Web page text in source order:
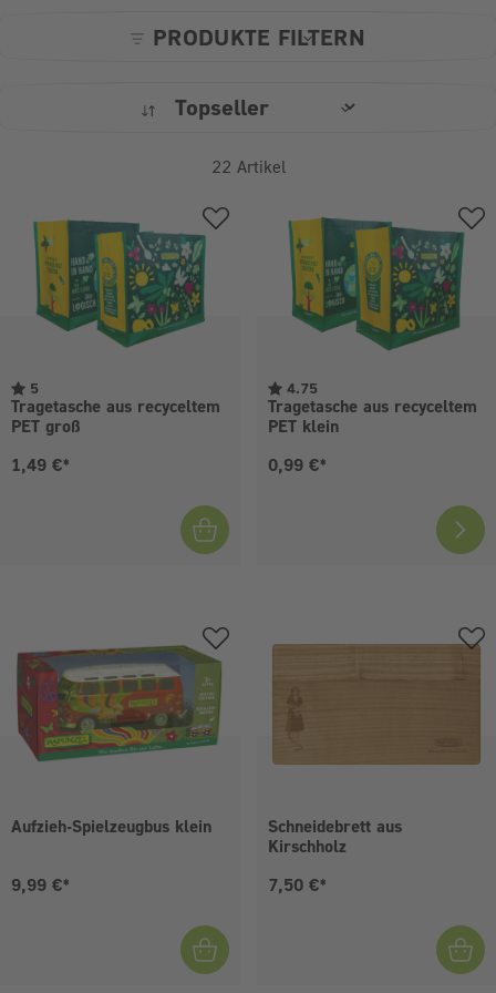
PRODUKTE FILTERN
22 Artikel
5
Tragetasche aus recyceltem
PET groß
Aktueller Preis:
1,49 €*
4.75
Tragetasche aus recyceltem
PET klein
Aktueller Preis:
0,99 €*
Aufzieh-Spielzeugbus klein
Aktueller Preis:
9,99 €*
Schneidebrett aus
Kirschholz
Aktueller Preis:
7,50 €*